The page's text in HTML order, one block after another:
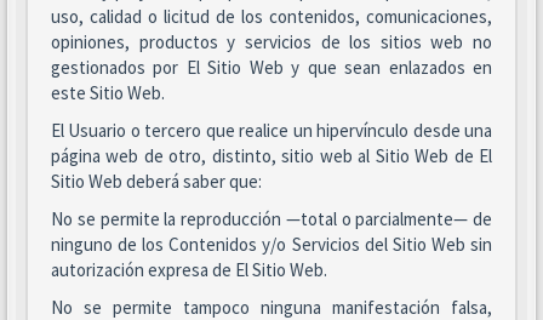
uso, calidad o licitud de los contenidos, comunicaciones,
opiniones, productos y servicios de los sitios web no
gestionados por El Sitio Web y que sean enlazados en
este Sitio Web.
El Usuario o tercero que realice un hipervínculo desde una
página web de otro, distinto, sitio web al Sitio Web de El
Sitio Web deberá saber que:
No se permite la reproducción —total o parcialmente— de
ninguno de los Contenidos y/o Servicios del Sitio Web sin
autorización expresa de El Sitio Web.
No se permite tampoco ninguna manifestación falsa,